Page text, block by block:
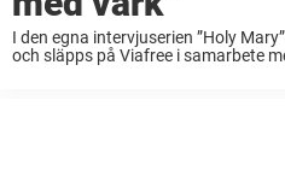
I den egna intervjuserien ”Holy
och släpps på Viafree i samarbete